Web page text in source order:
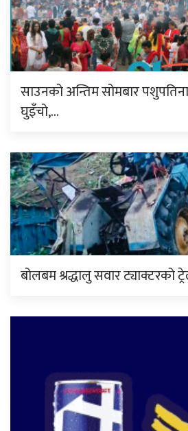
साउनको अन्तिम सोमबार
घुइँचो,…
बोलबम श्रद्धालु सवार ट्याक्टरको